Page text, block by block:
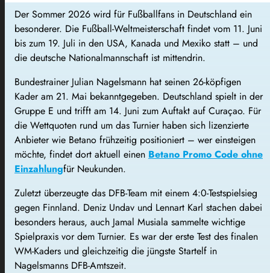
Der Sommer 2026 wird für Fußballfans in Deutschland ein
besonderer. Die Fußball-Weltmeisterschaft findet vom 11. Juni
bis zum 19. Juli in den USA, Kanada und Mexiko statt – und
die deutsche Nationalmannschaft ist mittendrin.
Bundestrainer Julian Nagelsmann hat seinen 26-köpfigen
Kader am 21. Mai bekanntgegeben. Deutschland spielt in der
Gruppe E und trifft am 14. Juni zum Auftakt auf Curaçao. Für
die Wettquoten rund um das Turnier haben sich lizenzierte
Anbieter wie Betano frühzeitig positioniert – wer einsteigen
möchte, findet dort aktuell einen Betano Promo Code ohne
Einzahlungfür Neukunden.
Zuletzt überzeugte das DFB-Team mit einem 4:0-Testspielsieg
gegen Finnland. Deniz Undav und Lennart Karl stachen dabei
besonders heraus, auch Jamal Musiala sammelte wichtige
Spielpraxis vor dem Turnier. Es war der erste Test des finalen
WM-Kaders und gleichzeitig die jüngste Startelf in
Nagelsmanns DFB-Amtszeit.